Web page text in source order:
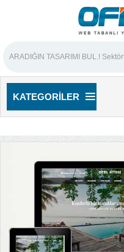
KATEGORILER